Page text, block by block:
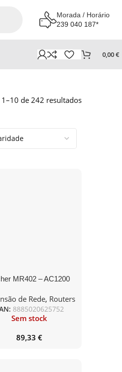
Morada / Horário
239 040 187*
0,00€
de 242 resultados
MR402 – AC1200
Router
de Rede, Routers
8885020625752
Sem stock
89,33€